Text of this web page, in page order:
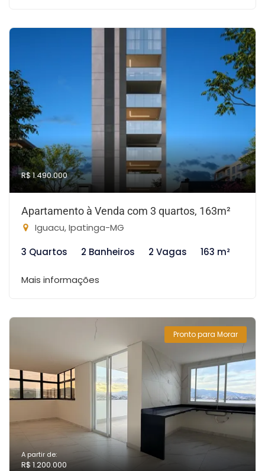
R$ 1.490.000
Apartamento à Venda com 3 quartos, 163m²
Iguacu, Ipatinga-MG
3 Quartos
2 Banheiros 2 Vagas 163 m²
Mais informações
Pronto para Morar
A partir de:
R$ 1.200.000